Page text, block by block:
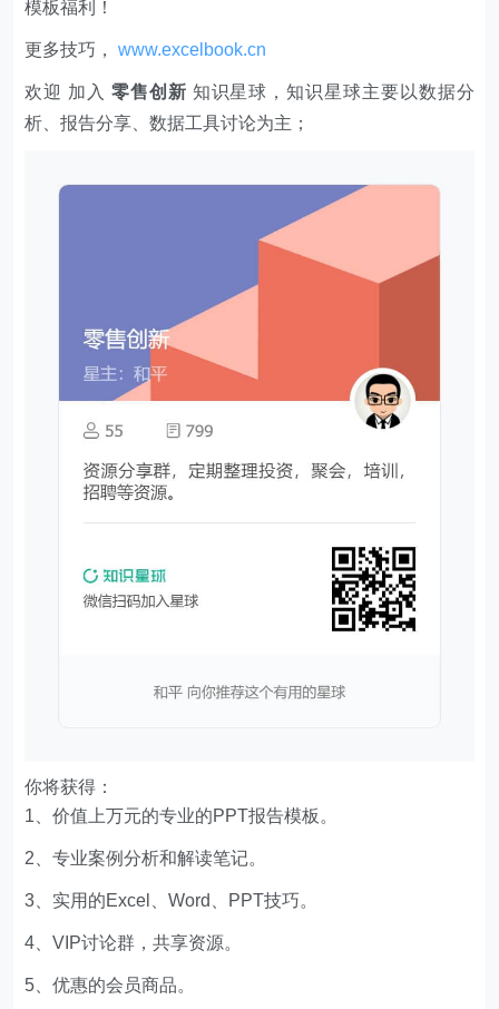
更多技巧，
欢迎 加入零售创新知识星球，知识星球主要以数据分
析、报告分享、数据工具讨论为主；
1、价值上万元的专业的PPT报告模板。
2、专业案例分析和解读笔记。
3、实用的Excel、Word、PPT技巧。
4、VIP讨论群，共享资源。
5、优惠的会员商品。
6、一次付费只需129元，即可下载本站文章涉及的文件